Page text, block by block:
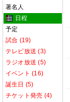
著名人
日程
予定
試合 (19)
テレビ放送 (3)
ラジオ放送 (5)
イベント (16)
誕生日 (5)
チケット発売 (4)